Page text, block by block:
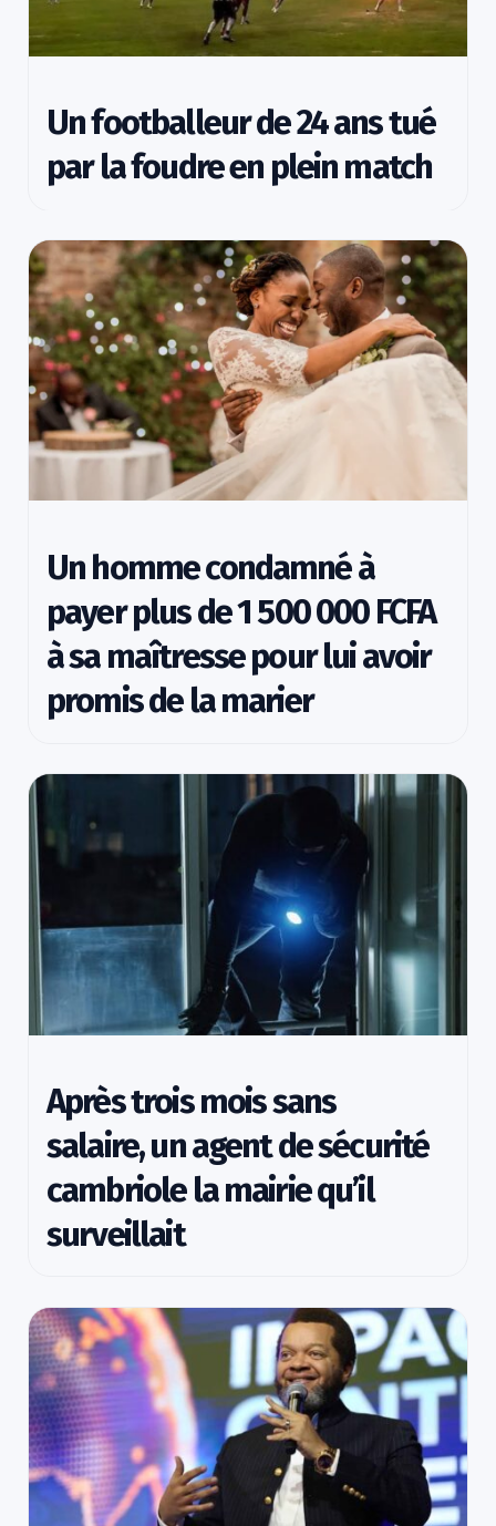
Un footballeur de 24 ans tué
par la foudre en plein match
Un homme condamné à
payer plus de 1 500 000 FCFA
à sa maîtresse pour lui avoir
promis de la marier
Après trois mois sans
salaire, un agent de sécurité
cambriole la mairie qu’il
surveillait